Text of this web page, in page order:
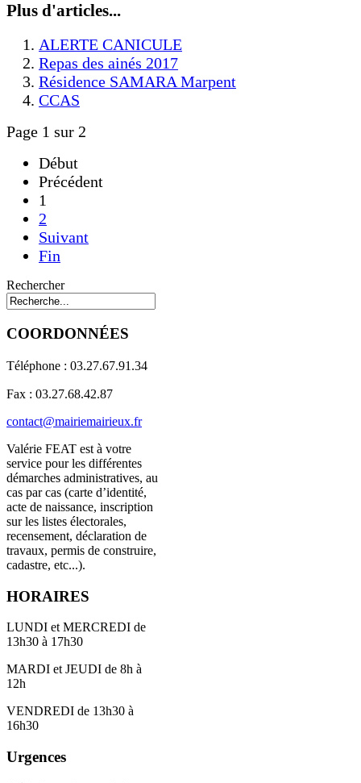
Plus d'articles...
ALERTE CANICULE
Repas des ainés 2017
Résidence SAMARA Marpent
CCAS
Page 1 sur 2
Début
Précédent
1
2
Suivant
Fin
Rechercher
COORDONNÉES
Téléphone : 03.27.67.91.34
Fax : 03.27.68.42.87
contact@mairiemairieux.fr
Valérie FEAT est à votre
service pour les différentes
démarches administratives, au
cas par cas (carte d’identité,
acte de naissance, inscription
sur les listes électorales,
recensement, déclaration de
travaux, permis de construire,
cadastre, etc...).
HORAIRES
LUNDI et MERCREDI de
13h30 à 17h30
MARDI et JEUDI de 8h à
12h
VENDREDI de 13h30 à
16h30
Urgences